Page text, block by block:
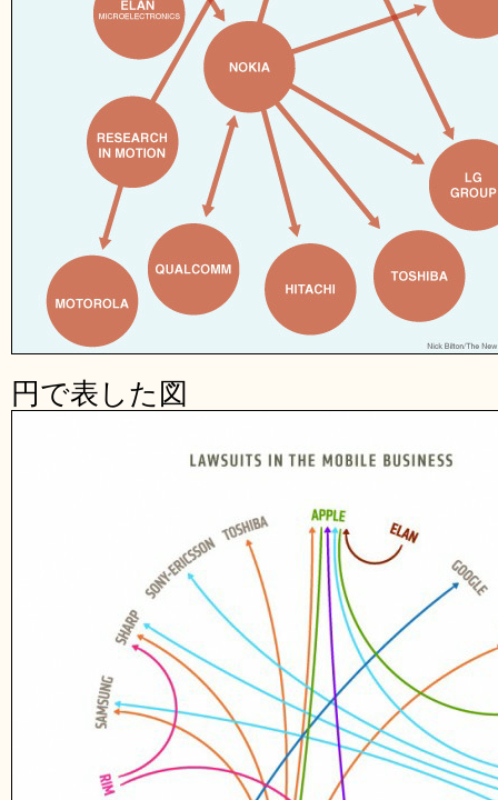
円で表した図